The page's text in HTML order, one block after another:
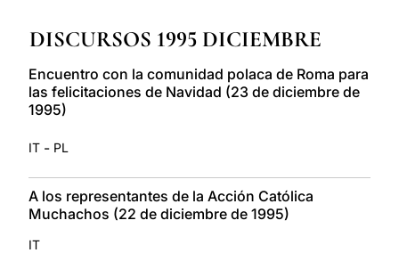
LATINE
DISCURSOS 1995 DICIEMBRE
Encuentro con la comunidad polaca de Roma para
las felicitaciones de Navidad (23 de diciembre de
1995)
IT - PL
A los representantes de la Acción Católica
Muchachos (22 de diciembre de 1995)
IT